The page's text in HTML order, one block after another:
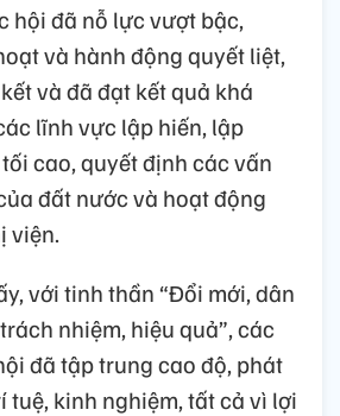
hội đã nỗ lực vượt bậc,
và hành động quyết liệt,
và đã đạt kết quả khá
lĩnh vực lập hiến, lập
cao, quyết định các vấn
đất nước và hoạt động
viện.
với tinh thần “Đổi mới, dân
nhiệm, hiệu quả”, các
đã tập trung cao độ, phát
tuệ, kinh nghiệm, tất cả vì lợi